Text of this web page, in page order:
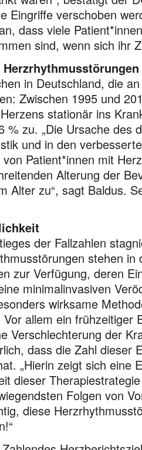
Eingriffe verschoben
dass viele
sind, wenn sich ihr
in Deutschland, die
Zwischen 1995 und
stationär ins
% zu. „Die Ursache des
und in den
Patient*innen mit
Alterung der
Alter zu“, sagt Baldus.
der Fallzahlen
stehen in
zur Verfügung, deren
minimalinvasiven
wirksame
allem ein frühzeitiger
Verschlechterung der
dass die Zahl dieser
„Hierin zeigt sich eine
dieser
Folgen von
diese